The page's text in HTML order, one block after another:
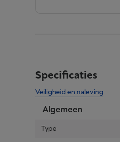
Specificaties
Veiligheid en naleving
Algemeen
Type